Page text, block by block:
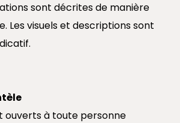
sont décrites de manière
Les visuels et descriptions sont
ouverts à toute personne